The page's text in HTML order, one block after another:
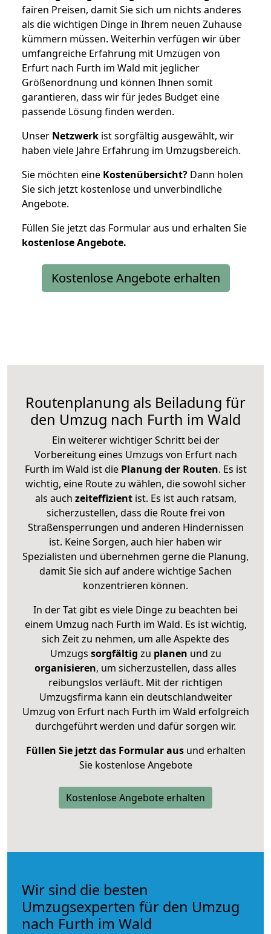
fairen Preisen, damit Sie sich um nichts anderes
als die wichtigen Dinge in Ihrem neuen Zuhause
kümmern müssen. Weiterhin verfügen wir über
umfangreiche Erfahrung mit Umzügen von
Erfurt nach Furth im Wald mit jeglicher
Größenordnung und können Ihnen somit
garantieren, dass wir für jedes Budget eine
passende Lösung finden werden.
Unser Netzwerk ist sorgfältig ausgewählt, wir
haben viele Jahre Erfahrung im Umzugsbereich.
Sie möchten eine Kostenübersicht? Dann holen
Sie sich jetzt kostenlose und unverbindliche
Angebote.
Füllen Sie jetzt das Formular aus und erhalten Sie
kostenloseAngebote.
Kostenlose Angebote erhalten
Routenplanung als Beiladung für
den Umzug nach Furth im Wald
Ein weiterer wichtiger Schritt bei der
Vorbereitung eines Umzugs von Erfurt nach
Furth im Wald ist diePlanung der Routen. Es ist
wichtig, eine Route zu wählen, die sowohl sicher
als auch zeiteffizientist. Es ist auch ratsam,
sicherzustellen, dass die Route frei von
Straßensperrungen und anderen Hindernissen
ist. Keine Sorgen, auch hier haben wir
Spezialisten und übernehmen gerne die Planung,
damit Sie sich auf andere wichtige Sachen
konzentrieren können.
In der Tat gibt es viele Dinge zu beachten bei
einem Umzug nach Furth im Wald. Es ist wichtig,
sich Zeit zu nehmen, um alle Aspekte des
Umzugs sorgfältig zu planen und zu
organisieren, um sicherzustellen, dass alles
reibungslos verläuft. Mit der richtigen
Umzugsfirma kann ein deutschlandweiter
Umzug von Erfurt nach Furth im Wald erfolgreich
durchgeführt werden und dafür sorgen wir.
Füllen Sie jetzt das Formular ausund erhalten
Sie kostenlose Angebote
Kostenlose Angebote erhalten
Wir sind die besten
Umzugsexperten für den Umzug
nach Furth im Wald